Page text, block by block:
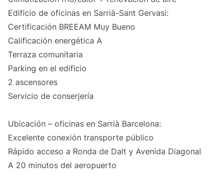
Edificio de oficinas en Sarrià-Sant Gervasi:
Certificación BREEAM Muy Bueno
Calificación energética A
Terraza comunitaria
Parking en el edificio
2 ascensores
Servicio de conserjería
Ubicación – oficinas en Sarrià Barcelona:
Excelente conexión transporte público
Rápido acceso a Ronda de Dalt y Avenida Diagonal
A 20 minutos del aeropuerto